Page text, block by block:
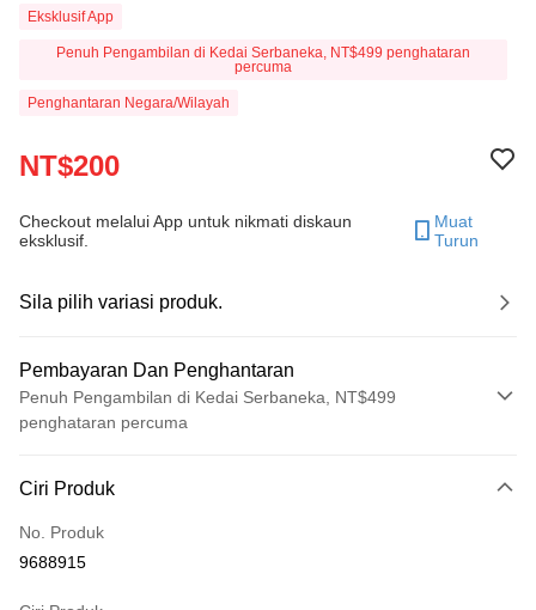
Eksklusif App
Penuh Pengambilan di Kedai Serbaneka, NT$499 penghataran
percuma
Penghantaran Negara/Wilayah
NT$200
Checkout melalui App untuk nikmati diskaun
eksklusif.
Muat
Turun
Sila pilih variasi produk.
Pembayaran Dan Penghantaran
Penuh Pengambilan di Kedai Serbaneka, NT$499
penghataran percuma
Kad Kredit (Bayaran Penuh)
Pengambilan di Kedai Serbaneka
Ciri Produk
No. Produk
9688915